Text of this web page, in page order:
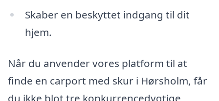
Skaber en beskyttet indgang til dit
hjem.
Når du anvender vores platform til at
finde en carport med skur i Hørsholm, får
du ikke blot tre konkurrencedygtige